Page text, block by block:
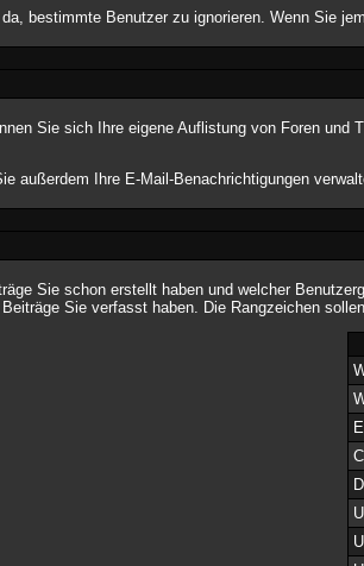
bestimmte Benutzer zu ignorieren. Wenn Sie
Sie sich Ihre eigene Auflistung von Foren
außerdem Ihre E-Mail-Benachrichtigungen
Sie schon erstellt haben und welcher
Sie verfasst haben. Die Rangzeichen